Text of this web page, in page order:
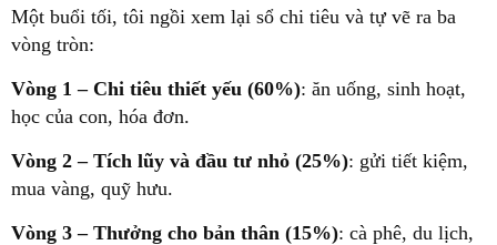
Một buổi tối, tôi ngồi xem lại sổ chi tiêu và tự vẽ ra ba
vòng tròn:
Vòng 1 – Chi tiêu thiết yếu (60%): ăn uống, sinh hoạt,
học của con, hóa đơn.
Vòng 2 – Tích lũy và đầu tư nhỏ (25%): gửi tiết kiệm,
mua vàng, quỹ hưu.
Vòng 3 – Thưởng cho bản thân (15%): cà phê, du lịch,